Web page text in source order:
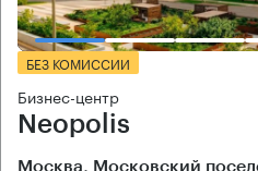
БЕЗ КОМИССИИ
Бизнес-центр
Neopolis
Москва, Московский